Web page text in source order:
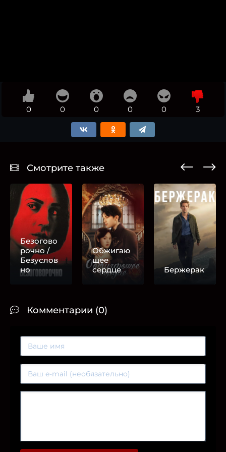
0 0 0 0 0 3
Смотрите также
Безогово
рочно /
Безуслов
но
Обжигаю
щее
сердце
Бержерак
Комментарии (0)